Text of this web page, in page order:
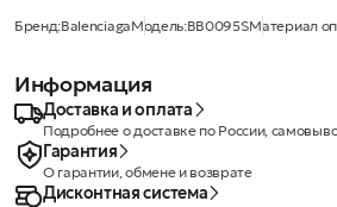
Бренд:BalenciagaМодель:BB0095SМатериал
Информация
Доставка и оплата
Подробнее о доставке по России,
Гарантия
О гарантии, обмене и возврате
Дисконтная система